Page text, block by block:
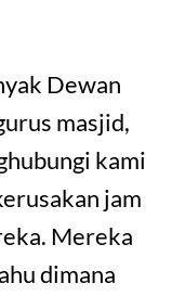
Dewan
masjid,
kami
jam
Mereka
dimana